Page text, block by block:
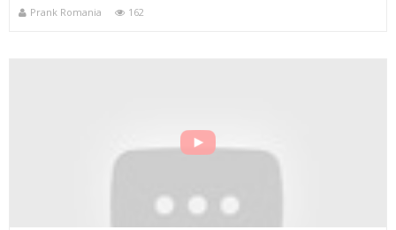
Prank Romania 162